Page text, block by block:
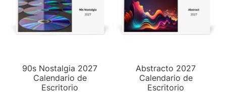
90s Nostalgia 2027
Calendario de
Escritorio
Abstracto 2027
Calendario de
Escritorio